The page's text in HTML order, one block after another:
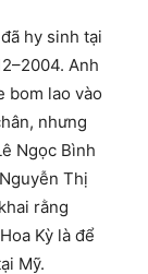
hy sinh tại
Anh
bom lao vào
nhưng
Ngọc Bình
Thị
rằng
Kỳ là để
Mỹ.